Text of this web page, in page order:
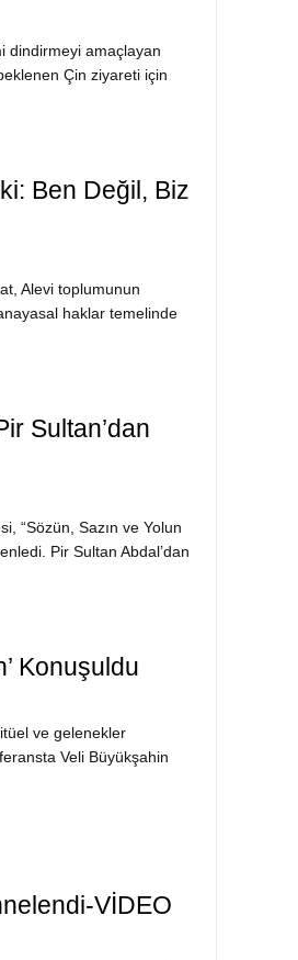
dindirmeyi amaçlayan
Çin ziyareti için
Ben Değil, Biz
Alevi toplumunun
haklar temelinde
Sultan’dan
“Sözün, Sazın ve Yolun
Pir Sultan Abdal’dan
Konuşuldu
ve gelenekler
Veli Büyükşahin
VİDEO